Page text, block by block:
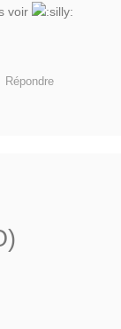
voir
Répondre